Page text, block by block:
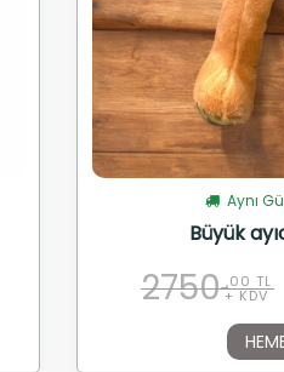
Aynı
Büyük
2750 ,00 TL
+ KDV